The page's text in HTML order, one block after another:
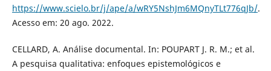
https://www.scielo.br/j/ape/a/wRY5NshJm6MQnyTLt776qJb/.
Acesso em: 20 ago. 2022.
CELLARD, A. Análise documental. In: POUPART J. R. M.; et al.
A pesquisa qualitativa: enfoques epistemológicos e